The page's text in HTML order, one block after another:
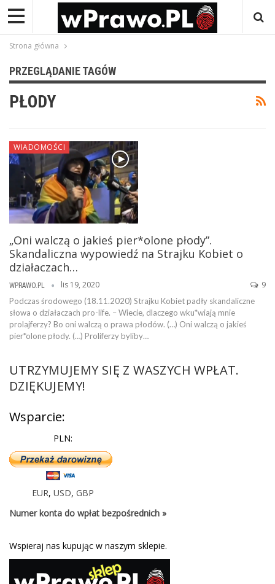
Strona główna
PRZEGLĄDANIE TAGÓW
PŁODY
WIADOMOŚCI
„Oni walczą o jakieś pier*olone płody”.
Skandaliczna wypowiedź na Strajku Kobiet o
działaczach…
WPRAWO.PL lis 19, 2020 9
Podczas środowego (18.11.2020) Strajku Kobiet padły skandaliczne
słowa o działaczach pro-life. – Wiecie, dlaczego wku*wiają mnie
prolajferzy? Bo oni walczą o prawa płodów. (…) Oni walczą o jakieś
pier*olone płody. (…) Proliferzy byliby…
UTRZYMUJEMY SIĘ Z WASZYCH WPŁAT.
DZIĘKUJEMY!
Wsparcie:
PLN:
EUR, USD, GBP
Numer konta do wpłat bezpośrednich »
Wspieraj nas kupując w naszym sklepie.